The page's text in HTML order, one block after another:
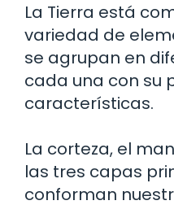
La Tierra está
variedad de
se agrupan en
cada una con su
características.
La corteza, el
las tres capas
conforman